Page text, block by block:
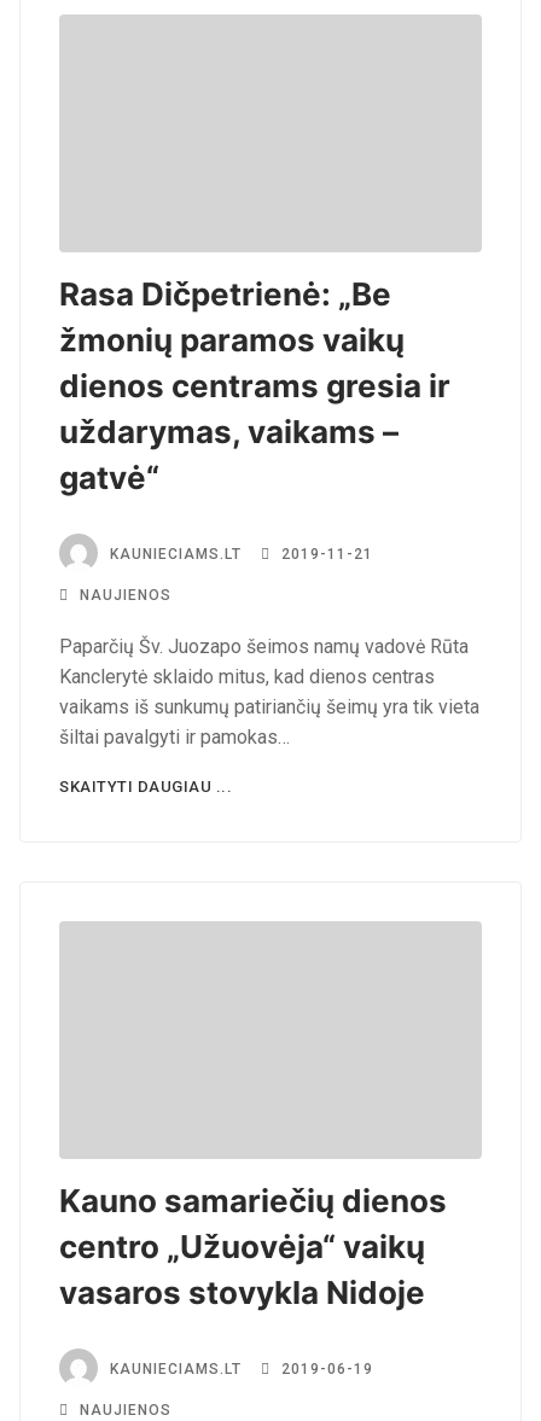
Rasa Dičpetrienė: „Be
žmonių paramos vaikų
dienos centrams gresia ir
uždarymas, vaikams –
gatvė“
KAUNIECIAMS.LT 2019-11-21
NAUJIENOS
Paparčių Šv. Juozapo šeimos namų vadovė Rūta
Kanclerytė sklaido mitus, kad dienos centras
vaikams iš sunkumų patiriančių šeimų yra tik vieta
šiltai pavalgyti ir pamokas…
SKAITYTI DAUGIAU ...
Kauno samariečių dienos
centro „Užuovėja“ vaikų
vasaros stovykla Nidoje
KAUNIECIAMS.LT 2019-06-19
NAUJIENOS